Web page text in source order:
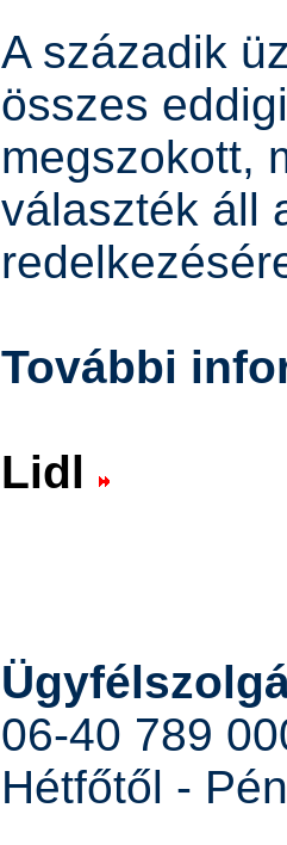
A századik
összes
megszokott,
választék áll
További
Lidl
06-40 789
Hétfőtől -